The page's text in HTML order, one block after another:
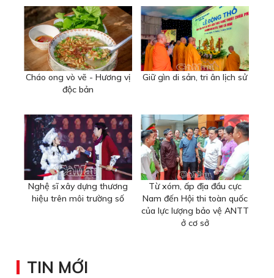
Cháo ong vò vẽ - Hương vị
độc bản
Giữ gìn di sản, tri ân lịch sử
Nghệ sĩ xây dựng thương
hiệu trên môi trường số
Từ xóm, ấp địa đầu cực
Nam đến Hội thi toàn quốc
của lực lượng bảo vệ ANTT
ở cơ sở
TIN MỚI